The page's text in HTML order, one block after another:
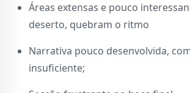
Áreas extensas e pouco
deserto, quebram o ritmo
Narrativa pouco desenvolvida,
insuficiente;